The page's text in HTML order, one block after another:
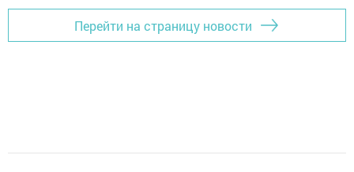
Перейти на страницу новости